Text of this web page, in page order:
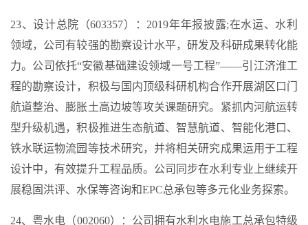
23、设计总院（603357）：2019年年报披露;在水运、水利
领域，公司有较强的勘察设计水平，研发及科研成果转化能
力。公司依托“安徽基础建设领域一号工程”——引江济淮工
程的勘察设计，积极与国内顶级科研机构合作开展湖区口门
航道整治、膨胀土高边坡等攻关课题研究。紧抓内河航运转
型升级机遇，积极推进生态航道、智慧航道、智能化港口、
铁水联运物流园等技术研究，并将相关研究成果运用于工程
设计中，有效提升工程品质。公司同步在水利专业上继续开
展稳固洪评、水保等咨询和EPC总承包等多元化业务探索。
24、粤水电（002060）：公司拥有水利水电施工总承包特级